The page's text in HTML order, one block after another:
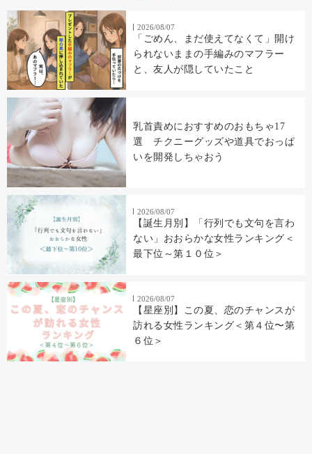
2026/08/07
「ごめん、まだ使えてなくて」開け
られないままの手編みのマフラー
と、友人が隠していたこと
乳首責めにおすすめのおもちゃ17
選 チクニーグッズや道具でおっぱ
いを開発しちゃおう
2026/08/07
【誕生月別】「行列でも文句を言わ
ない」おおらかな女性ランキング＜
最下位～第１０位＞
2026/08/07
【星座別】この夏、恋のチャンスが
訪れる女性ランキング＜第４位〜第
６位＞